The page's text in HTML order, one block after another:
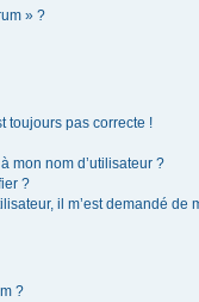
» ?
toujours pas correcte !
mon nom d’utilisateur ?
?
il m’est demandé de
?